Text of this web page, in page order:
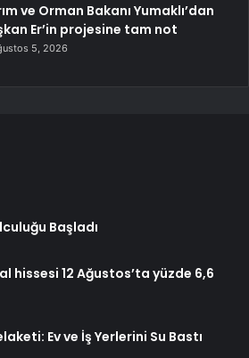
ve Orman Bakanı Yumaklı’dan
Er’in projesine tam not
5, 2026
Başladı
hissesi 12 Ağustos’ta yüzde 6,6
Ev ve İş Yerlerini Su Bastı